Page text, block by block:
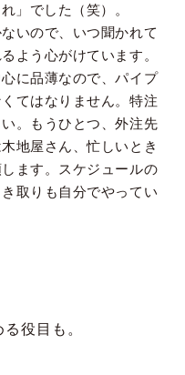
」でした（笑）。
いので、いつ聞かれて
よう心がけています。
に品薄なので、パイプ
てはなりません。特注
。もうひとつ、外注先
地屋さん、忙しいとき
ます。スケジュールの
取りも自分でやってい
役目も。